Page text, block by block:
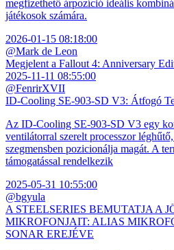
megfizethető árpozíció ideális
játékosok számára.
2026-01-15 08:18:00
@Mark de Leon
Megjelent a Fallout 4: Anniversary
2025-11-11 08:55:00
@FenrirXVII
ID-Cooling SE-903-SD V3: Átfogó
Az ID-Cooling SE-903-SD V3 egy
ventilátorral szerelt processzor
szegmensben pozicionálja magát. A
támogatással rendelkezik
2025-05-31 10:55:00
@bgyula
A STEELSERIES BEMUTATJA A
MIKROFONJAIT: ALIAS
SONAR EREJÉVE